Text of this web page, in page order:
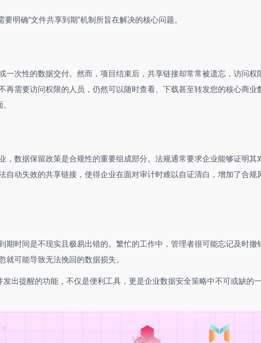
明确“文件共享到期”机制所旨在解决的核心问题。
一次性的数据交付。然而，项目结束后，共享链接却常常被遗忘，访问权
再需要访问权限的人员，仍然可以随时查看、下载甚至转发您的核心商业
，数据保留政策是合规性的重要组成部分。法规通常要求企业能够证明其
自动失效的共享链接，使得企业在面对审计时难以自证清白，增加了合规
期时间是不现实且极易出错的。繁忙的工作中，管理者很可能忘记及时撤
就可能导致无法挽回的数据损失。
发出提醒的功能，不仅是便利工具，更是企业数据安全策略中不可或缺的